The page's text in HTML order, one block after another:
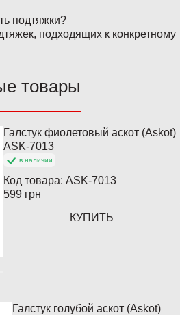
подтяжки?
подходящих к конкретному
товары
Галстук фиолетовый аскот (Askot)
ASK-7013
в наличии
Код товара:ASK-7013
599 грн
КУПИТЬ
Галстук голубой аскот (Askot)